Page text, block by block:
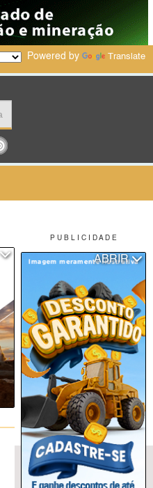
P U B L I C I D A D E
ABRIR
Powered by Translate